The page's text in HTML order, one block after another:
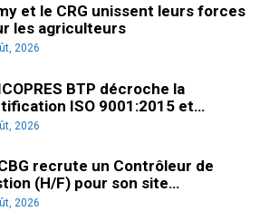
et le CRG unissent leurs forces
les agriculteurs
2026
BTP décroche la
ISO 9001:2015 et…
2026
recrute un Contrôleur de
(H/F) pour son site…
2026